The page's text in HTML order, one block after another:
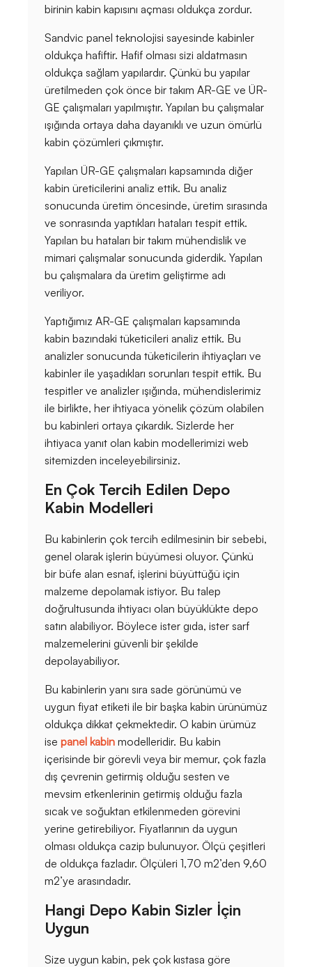
birinin kabin kapısını açması oldukça zordur.
Sandvic panel teknolojisi sayesinde kabinler
oldukça hafiftir. Hafif olması sizi aldatmasın
oldukça sağlam yapılardır. Çünkü bu yapılar
üretilmeden çok önce bir takım AR-GE ve ÜR-
GE çalışmaları yapılmıştır. Yapılan bu çalışmalar
ışığında ortaya daha dayanıklı ve uzun ömürlü
kabin çözümleri çıkmıştır.
Yapılan ÜR-GE çalışmaları kapsamında diğer
kabin üreticilerini analiz ettik. Bu analiz
sonucunda üretim öncesinde, üretim sırasında
ve sonrasında yaptıkları hataları tespit ettik.
Yapılan bu hataları bir takım mühendislik ve
mimari çalışmalar sonucunda giderdik. Yapılan
bu çalışmalara da üretim geliştirme adı
veriliyor.
Yaptığımız AR-GE çalışmaları kapsamında
kabin bazındaki tüketicileri analiz ettik. Bu
analizler sonucunda tüketicilerin ihtiyaçları ve
kabinler ile yaşadıkları sorunları tespit ettik. Bu
tespitler ve analizler ışığında, mühendislerimiz
ile birlikte, her ihtiyaca yönelik çözüm olabilen
bu kabinleri ortaya çıkardık. Sizlerde her
ihtiyaca yanıt olan kabin modellerimizi web
sitemizden inceleyebilirsiniz.
En Çok Tercih Edilen Depo
Kabin Modelleri
Bu kabinlerin çok tercih edilmesinin bir sebebi,
genel olarak işlerin büyümesi oluyor. Çünkü
bir büfe alan esnaf, işlerini büyüttüğü için
malzeme depolamak istiyor. Bu talep
doğrultusunda ihtiyacı olan büyüklükte depo
satın alabiliyor. Böylece ister gıda, ister sarf
malzemelerini güvenli bir şekilde
depolayabiliyor.
Bu kabinlerin yanı sıra sade görünümü ve
uygun fiyat etiketi ile bir başka kabin ürünümüz
oldukça dikkat çekmektedir. O kabin ürümüz
ise panel kabin modelleridir. Bu kabin
içerisinde bir görevli veya bir memur, çok fazla
dış çevrenin getirmiş olduğu sesten ve
mevsim etkenlerinin getirmiş olduğu fazla
sıcak ve soğuktan etkilenmeden görevini
yerine getirebiliyor. Fiyatlarının da uygun
olması oldukça cazip bulunuyor. Ölçü çeşitleri
de oldukça fazladır. Ölçüleri 1,70 m2’den 9,60
m2’ye arasındadır.
Hangi Depo Kabin Sizler İçin
Uygun
Size uygun kabin, pek çok kıstasa göre